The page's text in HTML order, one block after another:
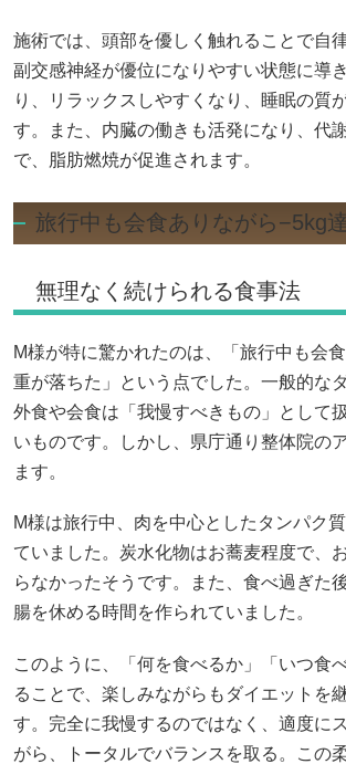
施術では、頭部を優しく触れることで自
副交感神経が優位になりやすい状態に導
り、リラックスしやすくなり、睡眠の質
す。また、内臓の働きも活発になり、代
で、脂肪燃焼が促進されます。
旅行中も会食ありながら−5kg
無理なく続けられる食事法
M様が特に驚かれたのは、「旅行中も会
重が落ちた」という点でした。一般的な
外食や会食は「我慢すべきもの」として
いものです。しかし、県庁通り整体院の
ます。
M様は旅行中、肉を中心としたタンパク
ていました。炭水化物はお蕎麦程度で、
らなかったそうです。また、食べ過ぎた
腸を休める時間を作られていました。
このように、「何を食べるか」「いつ食
ることで、楽しみながらもダイエットを
す。完全に我慢するのではなく、適度に
がら、トータルでバランスを取る。この